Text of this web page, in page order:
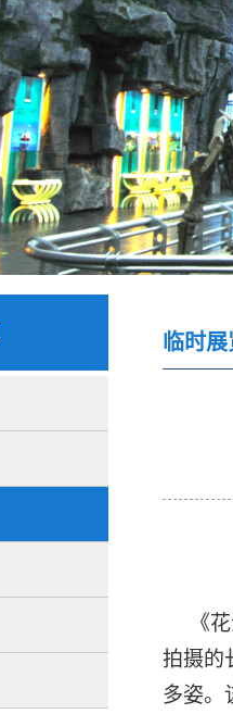
临时展
《花
拍摄的
多姿。